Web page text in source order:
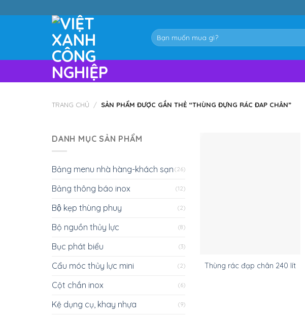
to
Tìm
kiếm:
TRANG CHỦ / SẢN PHẨM ĐƯỢC GẮN THẺ “THÙNG ĐỰNG RÁC ĐAP CHÂN”
DANH MỤC SẢN PHẨM
Bảng menu nhà hàng-khách sạn (26)
Bảng thông báo inox (12)
Bộ kẹp thùng phuy (2)
Bộ nguồn thủy lực (8)
Bục phát biểu (3)
Cẩu móc thủy lực mini (2)
Cột chắn inox (6)
Kệ dụng cụ, khay nhựa (9)
Thùng rác đạp chân 240 lít